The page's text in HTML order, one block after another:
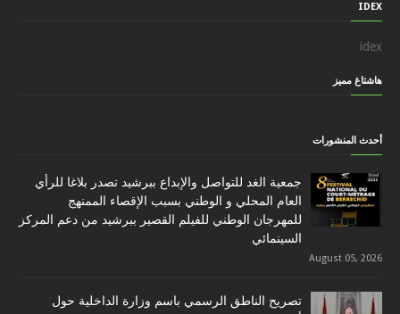
IDEX
idex
هاشتاغ مميز
أحدث المنشورات
جمعية الغد للتواصل والإبداع ببرشيد تصدر بلاغا للرأي
العام المحلي و الوطني بسبب الإقصاء الممنهج
للمهرجان الوطني للفيلم القصير ببرشيد من دعم المركز
السينمائي
August 05, 2026
تصريح الناطق الرسمي باسم وزارة الداخلية حول